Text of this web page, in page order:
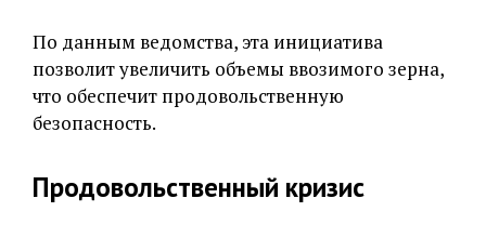
По данным ведомства, эта инициатива
позволит увеличить объемы ввозимого зерна,
что обеспечит продовольственную
безопасность.
Продовольственный кризис